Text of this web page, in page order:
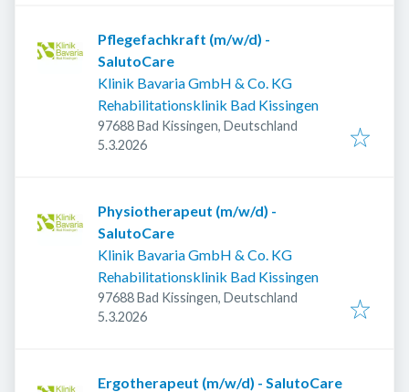
Pflegefachkraft (m/w/d) -
SalutoCare
Klinik Bavaria GmbH & Co. KG
Rehabilitationsklinik Bad Kissingen
97688 Bad Kissingen, Deutschland
Veröffentlicht
5.3.2026
Physiotherapeut (m/w/d) -
SalutoCare
Klinik Bavaria GmbH & Co. KG
Rehabilitationsklinik Bad Kissingen
97688 Bad Kissingen, Deutschland
Veröffentlicht
5.3.2026
Ergotherapeut (m/w/d) - SalutoCare